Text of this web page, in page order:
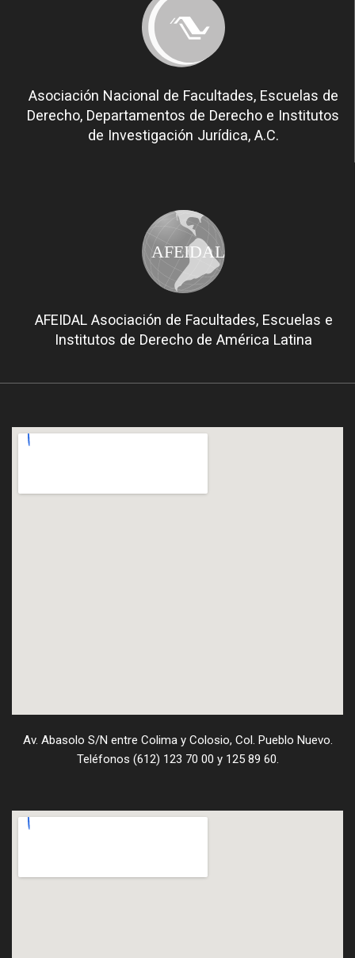
Asociación Nacional de Facultades, Escuelas de
Derecho, Departamentos de Derecho e Institutos
de Investigación Jurídica, A.C.
AFEIDAL
AFEIDAL Asociación de Facultades, Escuelas e
Institutos de Derecho de América Latina
Av. Abasolo S/N entre Colima y Colosio, Col. Pueblo Nuevo.
Teléfonos (612) 123 70 00 y 125 89 60.